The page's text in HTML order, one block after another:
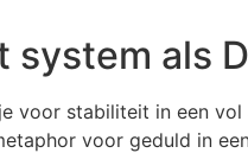
system als
voor stabiliteit in een
voor geduld in